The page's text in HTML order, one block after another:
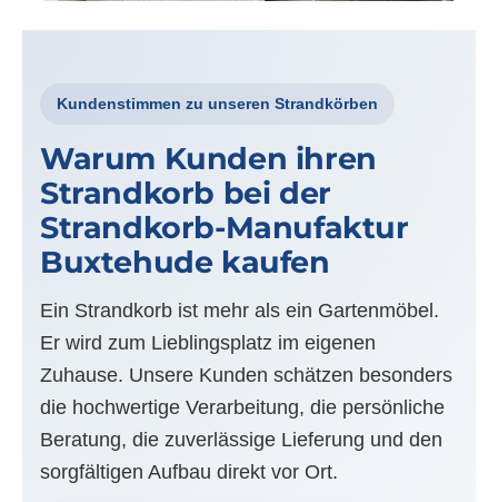
Kundenstimmen zu unseren Strandkörben
Warum Kunden ihren
Strandkorb bei der
Strandkorb-Manufaktur
Buxtehude kaufen
Ein Strandkorb ist mehr als ein Gartenmöbel.
Er wird zum Lieblingsplatz im eigenen
Zuhause. Unsere Kunden schätzen besonders
die hochwertige Verarbeitung, die persönliche
Beratung, die zuverlässige Lieferung und den
sorgfältigen Aufbau direkt vor Ort.